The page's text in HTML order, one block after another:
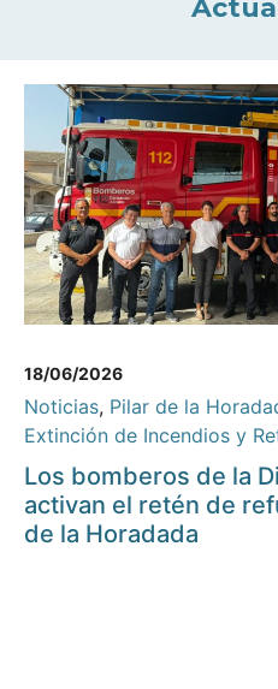
18/06/2026
Noticias, Pilar de la
Extinción de Incendios y
Los bomberos de la
activan el retén de
de la Horadada